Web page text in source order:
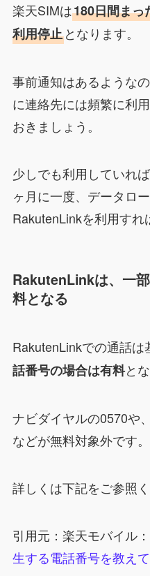
楽天SIMは180日間まっ
利用停止となります。
事前通知はあるような
に連絡先には頻繁に利
おきましょう。
少しでも利用していれ
ヶ月に一度、データロ
RakutenLinkを利用すれ
RakutenLinkは、一
料となる
RakutenLinkでの通話は
話番号の場合は有料と
ナビダイヤルの0570や
などが無料対象外です。
詳しくは下記をご参照く
引用元：楽天モバイル：
生する電話番号を教え